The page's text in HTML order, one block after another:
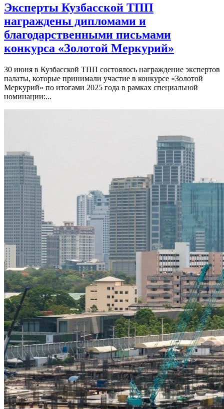
Эксперты Кузбасской ТПП
награждены дипломами и
благодарственными письмами
конкурса «Золотой Меркурий»
30 июня в Кузбасской ТПП состоялось награждение экспертов
палаты, которые принимали участие в конкурсе «Золотой
Меркурий» по итогами 2025 года в рамках специальной
номинации:...